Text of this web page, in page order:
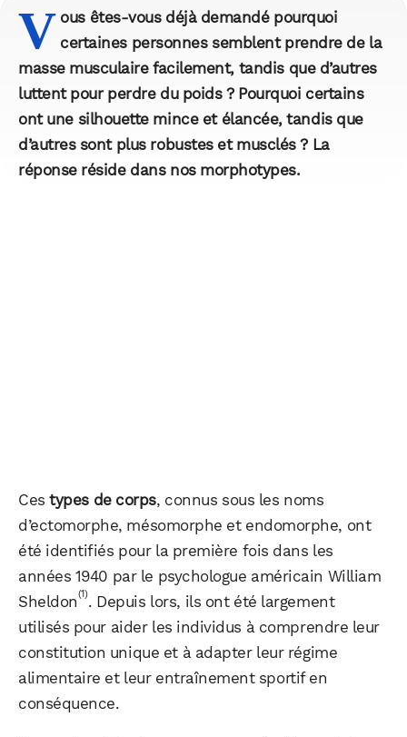
V ous êtes-vous déjà demandé pourquoi
certaines personnes semblent prendre de la
masse musculaire facilement, tandis que d’autres
luttent pour perdre du poids ? Pourquoi certains
ont une silhouettemince et élancée, tandis que
d’autres sont plus robustes et musclés ? La
réponse réside dans nos morphotypes.
Cestypes de corps, connus sous les noms
d’ectomorphe, mésomorphe et endomorphe, ont
été identifiés pour la première fois dans les
années 1940 par le psychologue américain William
Sheldon(1). Depuis lors, ils ont été largement
utilisés pour aider les individus à comprendre leur
constitution unique et à adapter leur régime
alimentaire et leur entraînement sportif en
conséquence.